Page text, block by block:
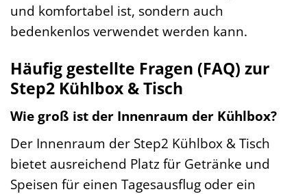
und komfortabel ist, sondern auch
bedenkenlos verwendet werden kann.
Häufig gestellte Fragen (FAQ) zur
Step2 Kühlbox & Tisch
Wie groß ist der Innenraum der Kühlbox?
Der Innenraum der Step2 Kühlbox & Tisch
bietet ausreichend Platz für Getränke und
Speisen für einen Tagesausflug oder ein